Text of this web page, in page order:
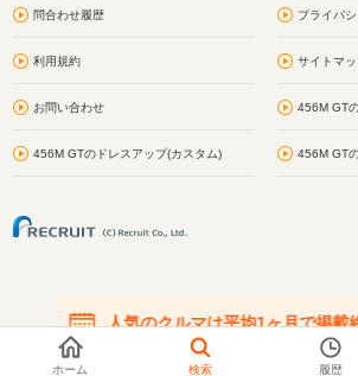
問合わせ履歴 プライバ
利用規約 サイトマ
お問い合わせ 456M GT
456M GTのドレスアップ(カスタム) 456M GT
人気のクルマは平均1ヶ月で掲載
在庫が無くなる前にお問い合わせくだ
ホーム 検索 履歴